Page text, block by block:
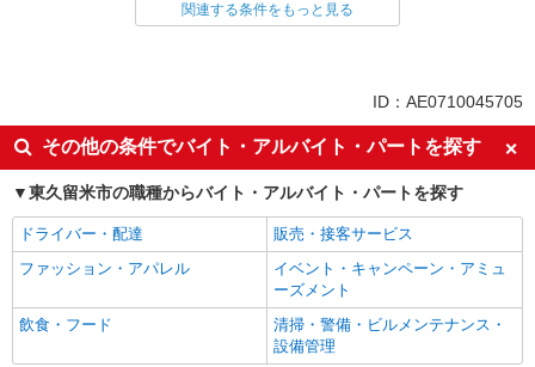
同じ雇用形態から保谷駅の求人を探す
入社日応相談
未経験歓迎
経験者・有資格者歓迎
女性活躍中
主婦・主夫歓迎
ブランクOK
ミドル（40代～）活躍中
エルダー（50代～）活躍中
シニア（60代～）活躍中
ボーナス・賞与あり
昇給あり
土日祝休み
禁煙・分煙
関連する条件をもっと見る
ID：AE0710045705
その他の条件でバイト・アルバイト・パートを探す
東久留米市の職種からバイト・アルバイト・パートを探す
ドライバー・配達
販売・接客サービス
ファッション・アパレル
イベント・キャンペーン・アミュ
ーズメント
飲食・フード
清掃・警備・ビルメンテナンス・
設備管理